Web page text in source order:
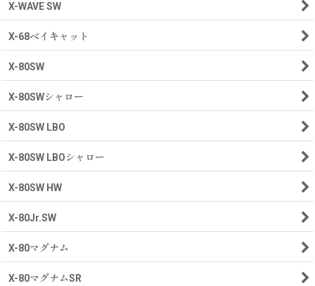
X-WAVE SW
X-68ベイキャット
X-80SW
X-80SWシャロー
X-80SW LBO
X-80SW LBOシャロー
X-80SW HW
X-80Jr.SW
X-80マグナム
X-80マグナムSR